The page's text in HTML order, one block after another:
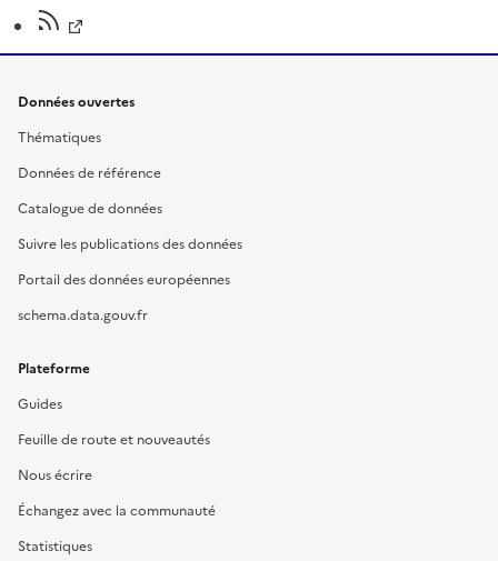
Données ouvertes
Thématiques
Données de référence
Catalogue de données
Suivre les publications des données
Portail des données européennes
schema.data.gouv.fr
Plateforme
Guides
Feuille de route et nouveautés
Nous écrire
Échangez avec la communauté
Statistiques